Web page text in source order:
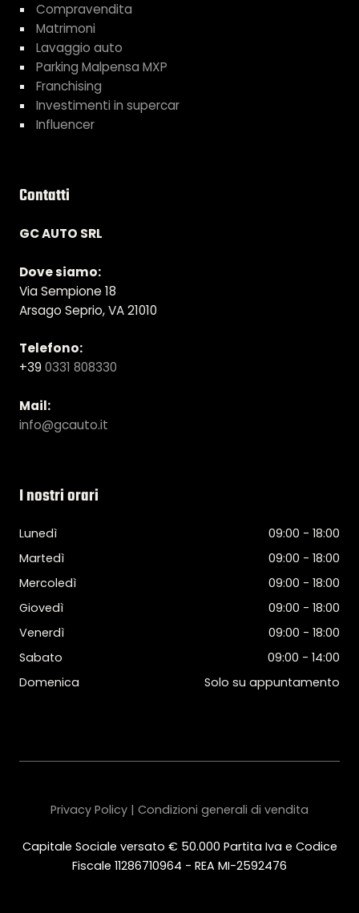
Compravendita
Matrimoni
Lavaggio auto
Parking Malpensa MXP
Franchising
Investimenti in supercar
Influencer
Contatti
GC AUTO SRL
Dove siamo:
Via Sempione 18
Arsago Seprio, VA 21010
Telefono:
+39 0331 808330
Mail:
info@gcauto.it
I nostri orari
Lunedì
09:00 - 18:00
Martedì
09:00 - 18:00
Mercoledì
09:00 - 18:00
Giovedì
09:00 - 18:00
Venerdì
09:00 - 18:00
Sabato
09:00 - 14:00
Domenica
Solo su appuntamento
Capitale Sociale versato € 50.000 Partita Iva e Codice
Fiscale 11286710964 - REA MI-2592476
Privacy Policy | Condizioni generali di vendita